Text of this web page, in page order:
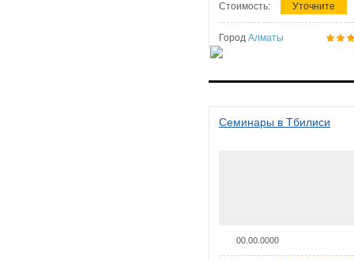
Стоимость: Уточните
Город Алматы
Семинары в Тбилиси
00.00.0000